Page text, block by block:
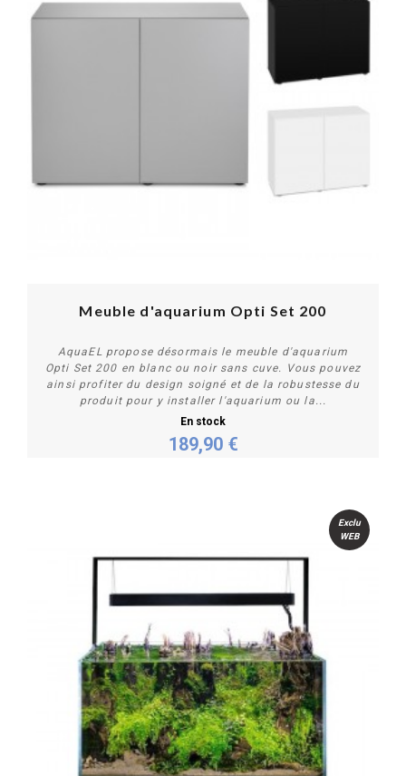
Personnaliser
Meuble d'aquarium Opti Set 200
AquaEL propose désormais le meuble d'aquarium
Opti Set 200 en blanc ou noir sans cuve. Vous pouvez
ainsi profiter du design soigné et de la robustesse du
produit pour y installer l'aquarium ou la...
En stock
189,90 €
Exclu
WEB